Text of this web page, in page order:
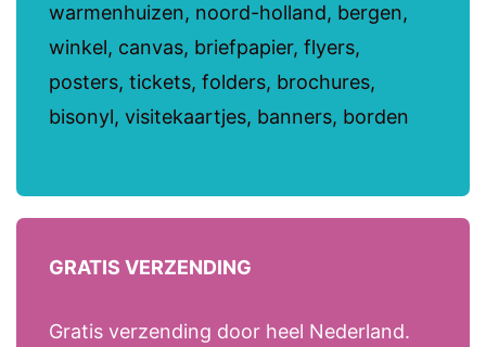
warmenhuizen, noord-holland, bergen,
winkel, canvas, briefpapier, flyers,
posters, tickets, folders, brochures,
bisonyl, visitekaartjes, banners, borden
GRATIS VERZENDING
Gratis verzending door heel Nederland.